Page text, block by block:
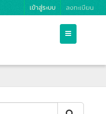
เข้าสู่ระบบ ลงทะเบียน